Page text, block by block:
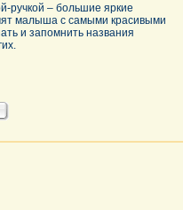
ручкой – большие яркие
малыша с самыми красивыми
и запомнить названия